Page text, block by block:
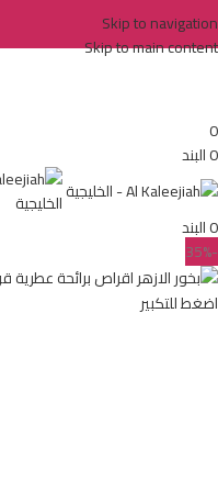
Skip to navigation
Skip to main content
0
0البند
0البند
-35%
اضغط للتكبير